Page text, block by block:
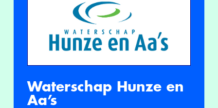
Waterschap Hunze en
Aa’s